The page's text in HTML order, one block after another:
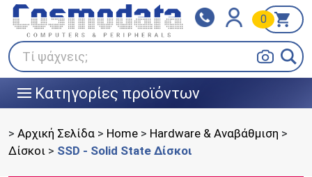
Τί ψάχνεις;
0
||| Κατηγορίες προϊόντων
Klarna
Πληρώστε σε 3
άτοκες δόσεις
BOX NOW
> Αρχική Σελίδα > Home > Hardware & Αναβάθμιση >
Δίσκοι > SSD - Solid State Δίσκοι